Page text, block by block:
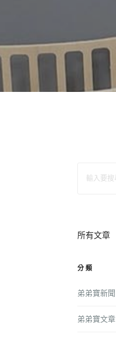
所有文章
分類
弟弟寶新聞
弟弟寶文章